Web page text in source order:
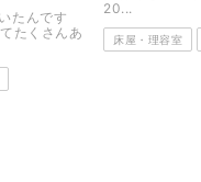
たんです
たくさんあ
20...
床屋・理容室